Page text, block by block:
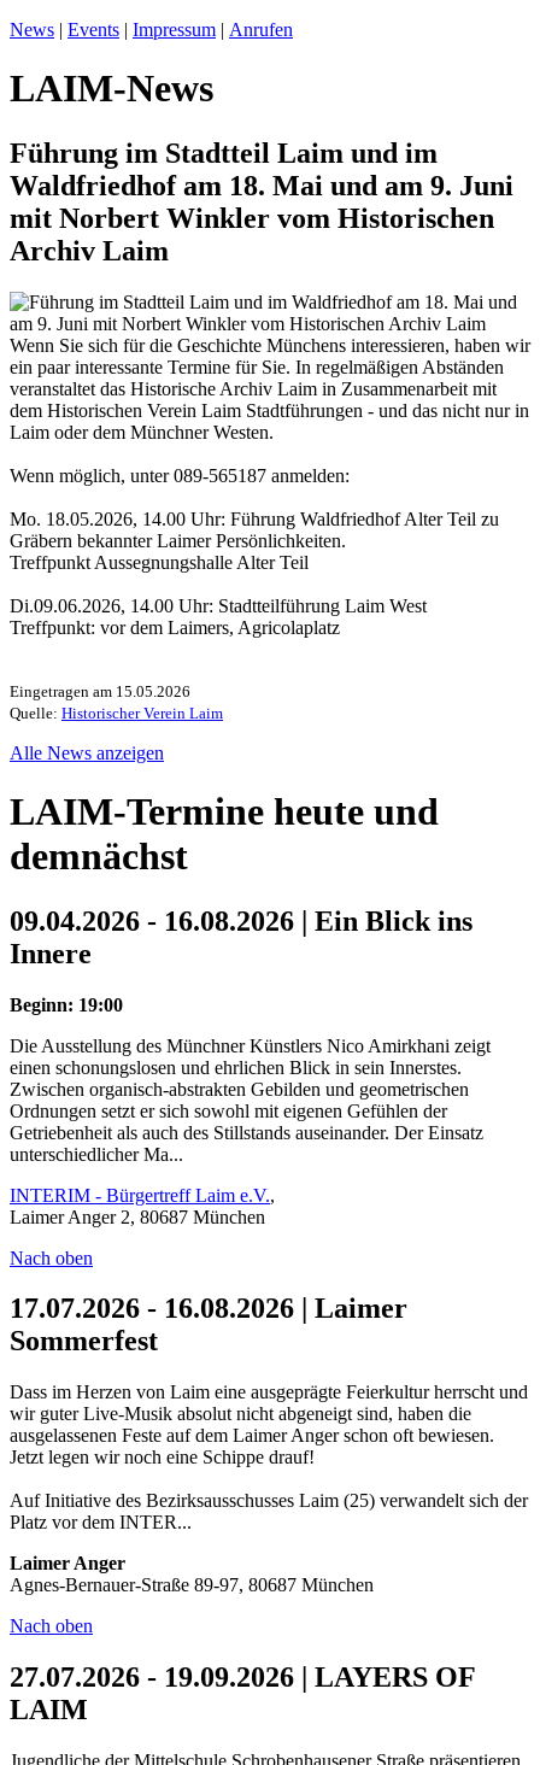
News | Events | Impressum | Anrufen
LAIM-News
Führung im Stadtteil Laim und im
Waldfriedhof am 18. Mai und am 9. Juni
mit Norbert Winkler vom Historischen
Archiv Laim
Wenn Sie sich für die Geschichte Münchens interessieren, haben wir
ein paar interessante Termine für Sie. In regelmäßigen Abständen
veranstaltet das Historische Archiv Laim in Zusammenarbeit mit
dem Historischen Verein Laim Stadtführungen - und das nicht nur in
Laim oder dem Münchner Westen.
Wenn möglich, unter 089-565187 anmelden:
Mo. 18.05.2026, 14.00 Uhr: Führung Waldfriedhof Alter Teil zu
Gräbern bekannter Laimer Persönlichkeiten.
Treffpunkt Aussegnungshalle Alter Teil
Di.09.06.2026, 14.00 Uhr: Stadtteilführung Laim West
Treffpunkt: vor dem Laimers, Agricolaplatz
Eingetragen am 15.05.2026
Quelle: Historischer Verein Laim
Alle News anzeigen
LAIM-Termine heute und
demnächst
09.04.2026 - 16.08.2026 | Ein Blick ins
Innere
Beginn: 19:00
Die Ausstellung des Münchner Künstlers Nico Amirkhani zeigt
einen schonungslosen und ehrlichen Blick in sein Innerstes.
Zwischen organisch-abstrakten Gebilden und geometrischen
Ordnungen setzt er sich sowohl mit eigenen Gefühlen der
Getriebenheit als auch des Stillstands auseinander. Der Einsatz
unterschiedlicher Ma...
INTERIM - Bürgertreff Laim e.V.,
Laimer Anger 2, 80687 München
Nach oben
17.07.2026 - 16.08.2026 | Laimer
Sommerfest
Dass im Herzen von Laim eine ausgeprägte Feierkultur herrscht und
wir guter Live-Musik absolut nicht abgeneigt sind, haben die
ausgelassenen Feste auf dem Laimer Anger schon oft bewiesen.
Jetzt legen wir noch eine Schippe drauf!
Auf Initiative des Bezirksausschusses Laim (25) verwandelt sich der
Platz vor dem INTER...
Laimer Anger
Agnes-Bernauer-Straße 89-97, 80687 München
Nach oben
27.07.2026 - 19.09.2026 | LAYERS OF
LAIM